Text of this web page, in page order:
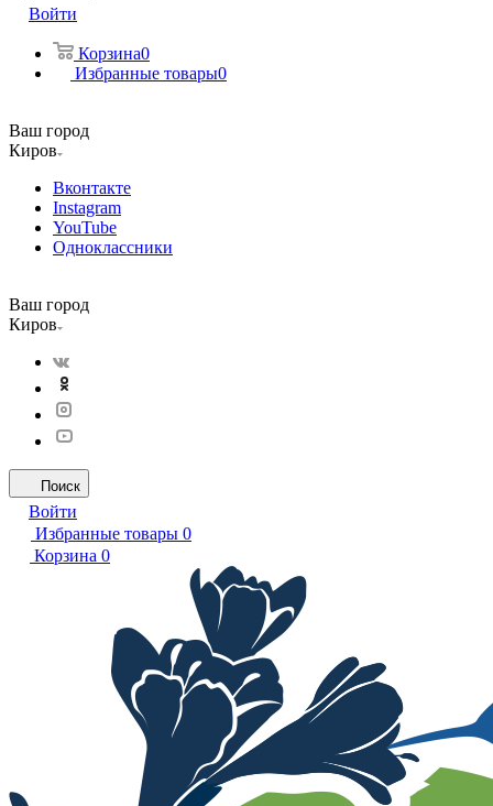
Войти
Корзина0
Избранные товары0
Ваш город
Киров
Вконтакте
Instagram
YouTube
Одноклассники
Ваш город
Киров
Поиск
Войти
Избранные товары 0
Корзина 0